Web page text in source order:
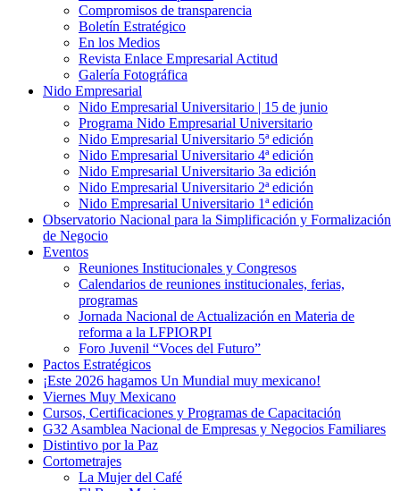
Compromisos de transparencia
Boletín Estratégico
En los Medios
Revista Enlace Empresarial Actitud
Galería Fotográfica
Nido Empresarial
Nido Empresarial Universitario | 15 de junio
Programa Nido Empresarial Universitario
Nido Empresarial Universitario 5ª edición
Nido Empresarial Universitario 4ª edición
Nido Empresarial Universitario 3a edición
Nido Empresarial Universitario 2ª edición
Nido Empresarial Universitario 1ª edición
Observatorio Nacional para la Simplificación y Formalización
de Negocio
Eventos
Reuniones Institucionales y Congresos
Calendarios de reuniones institucionales, ferias,
programas
Jornada Nacional de Actualización en Materia de
reforma a la LFPIORPI
Foro Juvenil “Voces del Futuro”
Pactos Estratégicos
¡Este 2026 hagamos Un Mundial muy mexicano!
Viernes Muy Mexicano
Cursos, Certificaciones y Programas de Capacitación
G32 Asamblea Nacional de Empresas y Negocios Familiares
Distintivo por la Paz
Cortometrajes
La Mujer del Café